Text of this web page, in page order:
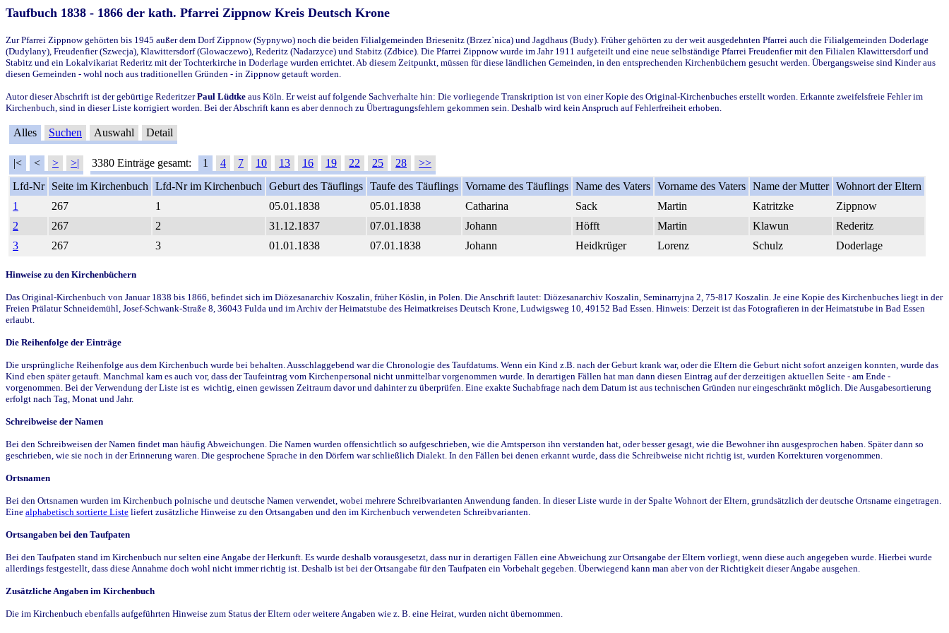
Taufbuch 1838 - 1866 der kath. Pfarrei Zippnow Kreis Deutsch Krone
Zur Pfarrei Zippnow gehörten bis 1945 außer dem Dorf Zippnow (Sypnywo) noch die beiden Filialgemeinden Briesenitz (Brzez`nica) und Jagdhaus (Budy). Früher gehörten zu der weit ausgedehnten Pfarrei auch die Filialgemeinden Doderlage
(Dudylany), Freudenfier (Szwecja), Klawittersdorf (Glowaczewo), Rederitz (Nadarzyce) und Stabitz (Zdbice). Die Pfarrei Zippnow wurde im Jahr 1911 aufgeteilt und eine neue selbständige Pfarrei Freudenfier mit den Filialen Klawittersdorf und
Stabitz und ein Lokalvikariat Rederitz mit der Tochterkirche in Doderlage wurden errichtet. Ab diesem Zeitpunkt, müssen für diese ländlichen Gemeinden, in den entsprechenden Kirchenbüchern gesucht werden. Übergangsweise sind Kinder aus
diesen Gemeinden - wohl noch aus traditionellen Gründen - in Zippnow getauft worden.
Autor dieser Abschrift ist der gebürtige RederitzerPaul Lüdtke aus Köln. Er weist auf folgende Sachverhalte hin: Die vorliegende Transkription ist von einer Kopie des Original-Kirchenbuches erstellt worden. Erkannte zweifelsfreie Fehler im
Kirchenbuch, sind in dieser Liste korrigiert worden. Bei der Abschrift kann es aber dennoch zu Übertragungsfehlern gekommen sein. Deshalb wird kein Anspruch auf Fehlerfreiheit erhoben.
Alles Suchen Auswahl Detail
|< < > >| 3380 Einträge gesamt: 1 4 7 10 13 16 19 22 25 28
>>
Lfd-Nr
Seite im Kirchenbuch Lfd-Nr im Kirchenbuch Geburt des Täuflings Taufe des Täuflings Vorname des Täuflings Name des Vaters Vorname des Vaters Name der Mutter Wohnort der Eltern
1
267 1 05.01.1838 05.01.1838 Catharina Sack Martin Katritzke
Zippnow
2
267 2 31.12.1837 07.01.1838 Johann Höfft Martin Klawun
Rederitz
3
267 3 01.01.1838 07.01.1838 Johann Heidkrüger Lorenz Schulz Doderlage
Hinweise zu den Kirchenbüchern
Das Original-Kirchenbuch von Januar 1838 bis 1866, befindet sich im Diözesanarchiv Koszalin, früher Köslin, in Polen. Die Anschrift lautet: Diözesanarchiv Koszalin, Seminarryjna 2, 75-817 Koszalin. Je eine Kopie des Kirchenbuches liegt in der
Freien Prälatur Schneidemühl, Josef-Schwank-Straße 8, 36043 Fulda und im Archiv der Heimatstube des Heimatkreises Deutsch Krone, Ludwigsweg 10, 49152 Bad Essen. Hinweis: Derzeit ist das Fotografieren in der Heimatstube in Bad Essen
erlaubt.
Die Reihenfolge der Einträge
Die ursprüngliche Reihenfolge aus dem Kirchenbuch wurde bei behalten. Ausschlaggebend war die Chronologie des Taufdatums. Wenn ein Kind z.B. nach der Geburt krank war, oder die Eltern die Geburt nicht sofort anzeigen konnten, wurde das
Kind eben später getauft. Manchmal kam es auch vor, dass der Taufeintrag vom Kirchenpersonal nicht unmittelbar vorgenommen wurde. In derartigen Fällen hat man dann diesen Eintrag auf der derzeitigen aktuellen Seite - am Ende -
vorgenommen. Bei der Verwendung der Liste ist es wichtig, einen gewissen Zeitraum davor und dahinter zu überprüfen. Eine exakte Suchabfrage nach dem Datum ist aus technischen Gründen nur eingeschränkt möglich. Die Ausgabesortierung
erfolgt nach Tag, Monat und Jahr.
Schreibweise der Namen
Bei den Schreibweisen der Namen findet man häufig Abweichungen. Die Namen wurden offensichtlich so aufgeschrieben, wie die Amtsperson ihn verstanden hat, oder besser gesagt, wie die Bewohner ihn ausgesprochen haben. Später dann so
geschrieben, wie sie noch in der Erinnerung waren. Die gesprochene Sprache in den Dörfern war schließlich Dialekt. In den Fällen bei denen erkannt wurde, dass die Schreibweise nicht richtig ist, wurden Korrekturen vorgenommen.
Ortsnamen
Bei den Ortsnamen wurden im Kirchenbuch polnische und deutsche Namen verwendet, wobei mehrere Schreibvarianten Anwendung fanden. In dieser Liste wurde in der Spalte Wohnort der Eltern, grundsätzlich der deutsche Ortsname eingetragen.
Eine alphabetisch sortierte Liste liefert zusätzliche Hinweise zu den Ortsangaben und den im Kirchenbuch verwendeten Schreibvarianten.
Ortsangaben bei den Taufpaten
Bei den Taufpaten stand im Kirchenbuch nur selten eine Angabe der Herkunft. Es wurde deshalb vorausgesetzt, dass nur in derartigen Fällen eine Abweichung zur Ortsangabe der Eltern vorliegt, wenn diese auch angegeben wurde. Hierbei wurde
allerdings festgestellt, dass diese Annahme doch wohl nicht immer richtig ist. Deshalb ist bei der Ortsangabe für den Taufpaten ein Vorbehalt gegeben. Überwiegend kann man aber von der Richtigkeit dieser Angabe ausgehen.
Zusätzliche Angaben im Kirchenbuch
Die im Kirchenbuch ebenfalls aufgeführten Hinweise zum Status der Eltern oder weitere Angaben wie z. B. eine Heirat, wurden nicht übernommen.